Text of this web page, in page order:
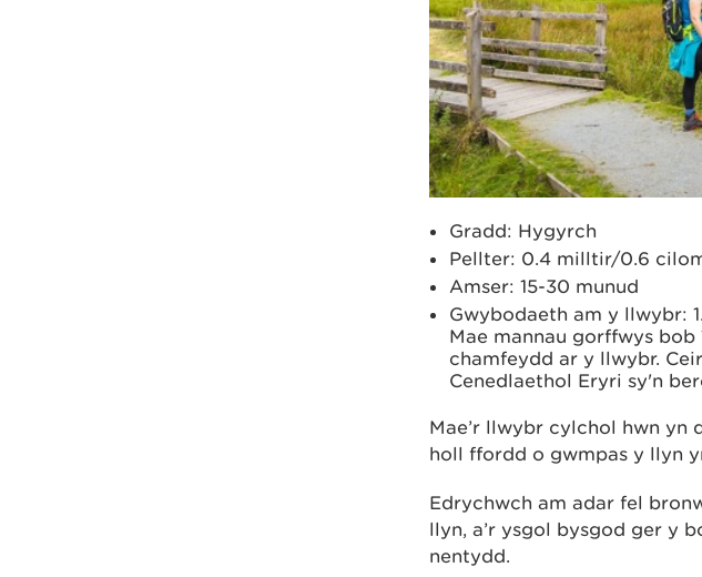
Gradd: Hygyrch
Pellter: 0.4 milltir/0.6
Amser: 15-30 munud
Gwybodaeth am y llwybr:
Mae mannau gorffwys
chamfeydd ar y llwybr.
Cenedlaethol Eryri sy'n
Mae’r llwybr cylchol hwn yn
holl ffordd o gwmpas y llyn
Edrychwch am adar fel
llyn, a’r ysgol bysgod ger y
nentydd.